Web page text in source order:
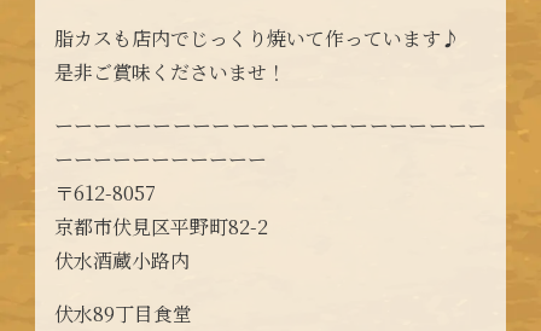
脂カスも店内でじっくり焼いて作っています♪
是非ご賞味くださいませ！
ーーーーーーーーーーーーーーーーーーーーーー
ーーーーーーーーーーー
〒612-8057
京都市伏見区平野町82-2
伏水酒蔵小路内
伏水89丁目食堂